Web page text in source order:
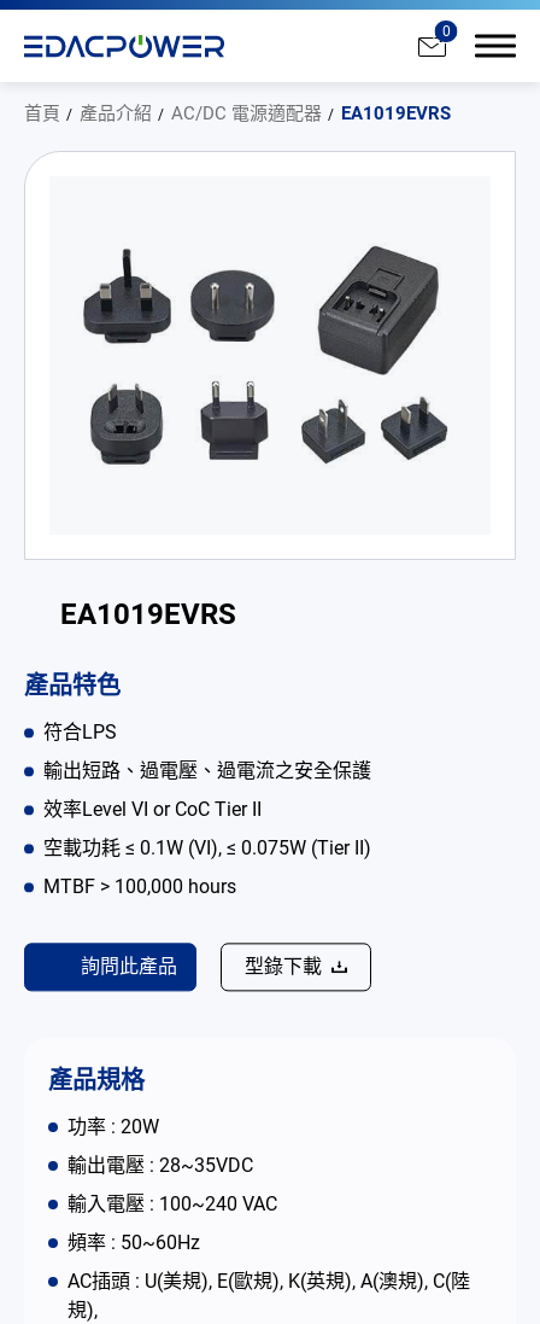
0
首頁 產品介紹 AC/DC 電源適配器 EA1019EVRS
EA1019EVRS
產品特色
符合LPS
輸出短路、過電壓、過電流之安全保護
效率Level VI or CoC Tier II
空載功耗 ≤ 0.1W (VI), ≤ 0.075W (Tier II)
MTBF > 100,000 hours
詢問此產品 型錄下載
產品規格
功率 : 20W
輸出電壓 : 28~35VDC
輸入電壓 : 100~240 VAC
頻率 : 50~60Hz
AC插頭 : U(美規), E(歐規), K(英規), A(澳規), C(陸
規),
全部
AC/DC 電源適配器
AC/DC 醫療電源供應器
PD 充電器
電池適配充電器
開放式電源供應器
內置機殼型電源適配器
LED 電源供應器
CRPS 電源供應器
為何選擇翌勝
最新消息
公司簡介
简体中文 English